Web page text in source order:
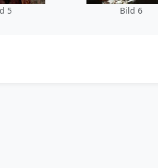
5 Bild 6